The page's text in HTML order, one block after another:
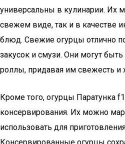
универсальны в кулинарии. Их
свежем виде, так и в качестве
блюд. Свежие огурцы отлично
закусок и смузи. Они могут
роллы, придавая им свежесть и
Кроме того, огурцы Паратунка
консервирования. Их можно
использовать для